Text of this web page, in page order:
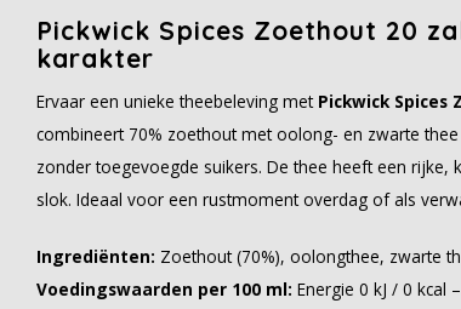
Pickwick Spices Zoethout 20
karakter
Ervaar een unieke theebeleving met Pickwick Spices
combineert 70% zoethout met oolong- en zwarte
zonder toegevoegde suikers. De thee heeft een
slok. Ideaal voor een rustmoment overdag of als
Ingrediënten: Zoethout (70%), oolongthee, zwarte
Voedingswaarden per 100 ml: Energie 0 kJ / 0 kcal